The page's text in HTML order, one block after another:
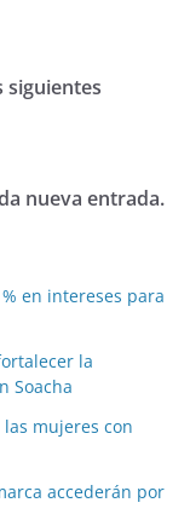
siguientes
nueva entrada.
en intereses para
la
Soacha
mujeres con
accederán por